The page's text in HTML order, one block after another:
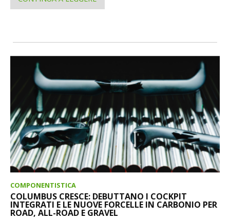
COMPONENTISTICA
COLUMBUS CRESCE: DEBUTTANO I COCKPIT
INTEGRATI E LE NUOVE FORCELLE IN CARBONIO PER
ROAD, ALL-ROAD E GRAVEL